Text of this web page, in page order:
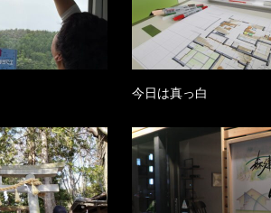
今日は真っ白